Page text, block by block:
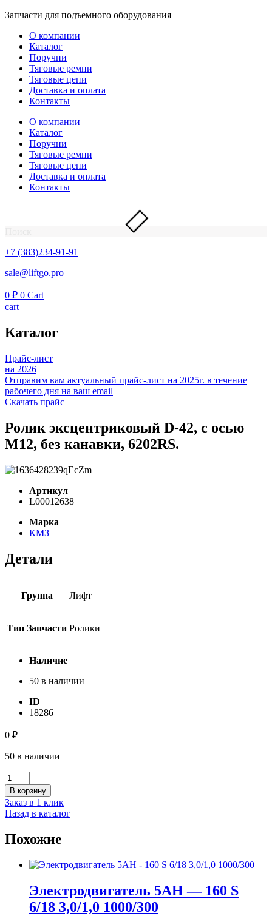
Перейти
содержимому
Запчасти для подъемного оборудования
О компании
Каталог
Поручни
Тяговые ремни
Тяговые цепи
Доставка и оплата
Контакты
О компании
Каталог
Поручни
Тяговые ремни
Тяговые цепи
Доставка и оплата
Контакты
+7 (383)234-91-91
sale@liftgo.pro
0 ₽ 0 Cart
cart
Каталог
Прайс-лист
на 2026
Отправим вам актуальный прайс-лист на 2025г. в течение
рабочего дня на ваш email
Скачать прайс
Ролик эксцентриковый D-42, c осью
М12, без канавки, 6202RS.
Артикул
L00012638
Марка
КМЗ
Детали
Группа Лифт
Тип Запчасти Ролики
Наличие
50 в наличии
ID
18286
0 ₽
50 в наличии
Количество
товара
Ролик
эксцентриковый
D-
c
М12,
канавки,
6202RS.
В корзину
Заказ в 1 клик
Назад в каталог
Похожие
Электродвигатель 5АН — 160 S
6/18 3,0/1,0 1000/300